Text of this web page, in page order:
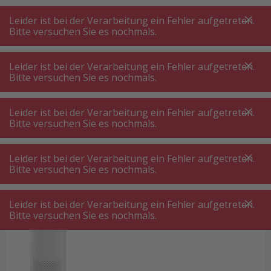
A +++
A+++
A +++
A+++
MyPost
MyPost
MENÜ SUCHE
Startseite Wohnen
Wohnen
Lebensmittelpunkt, weshalb es wichtig ist, die
Wohnungseinrichtung günstig, aber dennoch
gemütlich und stilvoll zu gestalten. Moderne
Möbel und Accessoires präsentieren sich mit
stilvollem Design und Funktionalität. Die
möglich, eine hochwertige Wohnungseinrichtung
Raumklima ⋅ Raumluft ⋅ Heizen
Leider ist bei der Verarbeitung ein Fehler aufgetreten.
Bitte versuchen Sie es nochmals.
Leider ist bei der Verarbeitung ein Fehler aufgetreten.
Bitte versuchen Sie es nochmals.
Leider ist bei der Verarbeitung ein Fehler aufgetreten.
Bitte versuchen Sie es nochmals.
Leider ist bei der Verarbeitung ein Fehler aufgetreten.
Bitte versuchen Sie es nochmals.
Leider ist bei der Verarbeitung ein Fehler aufgetreten.
Bitte versuchen Sie es nochmals.